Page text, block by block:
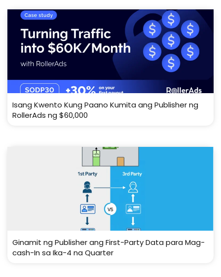
Isang Kwento Kung Paano Kumita ang Publisher ng
RollerAds ng $60,000
Ginamit ng Publisher ang First-Party Data para Mag-
cash-In sa Ika-4 na Quarter